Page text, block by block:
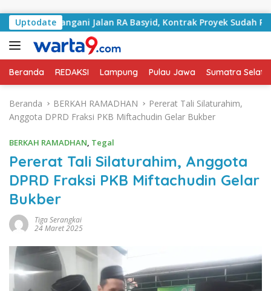
Uptodate
Tangani Jalan RA Basyid, Kontrak Proyek Sudah Rampung
Beranda REDAKSI Lampung Pulau Jawa Sumatra
Beranda BERKAH RAMADHAN
Pererat Tali Silaturahim,
Anggota DPRD Fraksi PKB Miftachudin Gelar Bukber
BERKAH RAMADHAN, Tegal
Pererat Tali Silaturahim, Anggota
DPRD Fraksi PKB Miftachudin Gelar
Bukber
Tiga Serangkai
24 Maret 2025